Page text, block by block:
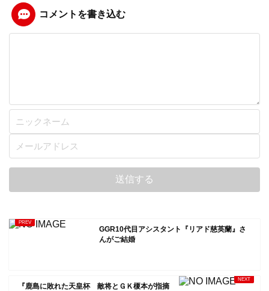
コメントを書き込む
GGR10代目アシスタント『リアド慈英蘭』さ
んがご結婚
『鹿島に敗れた天皇杯 敵将とＧＫ榎本が指摘